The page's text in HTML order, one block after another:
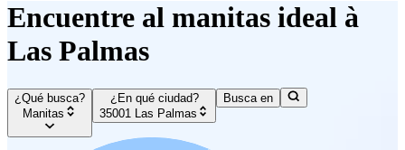
Encuentre al manitas ideal à
Las Palmas
¿Qué busca?
Manitas
¿En qué ciudad?
35001 Las Palmas
Busca en